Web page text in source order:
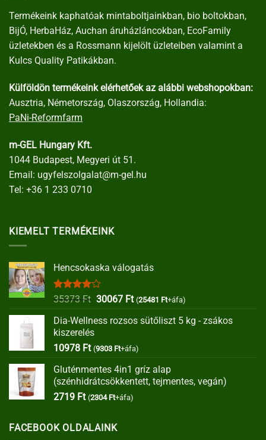
Termékeink kaphatóak mintaboltjainkban, bio boltokban,
BijÓ, HerbaHáz, Auchan áruházláncokban, EcoFamily
üzletekben és a Rossmann kijelölt üzleteiben valamint a
Kulcs Quality Patikákban.
Külföldön termékeink elérhetőek az alábbi webshopokban:
Ausztria, Németország, Olaszország, Hollandia:
PaNi-Reformfarm
m-GEL Hungary Kft.
1044 Budapest, Megyeri út 51.
Email: ugyfelszolgalat@m-gel.hu
Tel: +36 1 233 0710
KIEMELT TERMÉKEINK
Hencsokaska válogatás
Értékelés:
35373Ft Original
was:
30067 FtCurrent
is:
(25481 Ft+áfa)
Dia-Wellness rozsos sütőliszt 5 kg - zsákos
kiszerelés
10978 Ft (9303 Ft+áfa)
Gluténmentes 4in1 gríz alap
(szénhidrátcsökkentett, tejmentes, vegán)
2719 Ft (2304 Ft+áfa)
FACEBOOK OLDALAINK